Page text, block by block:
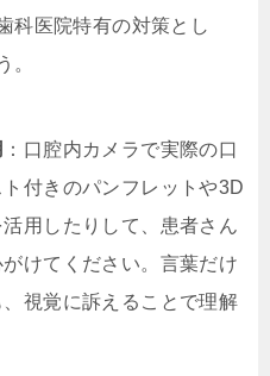
科医院特有の対策とし
。
：口腔内カメラで実際の口
付きのパンフレットや3D
用したりして、患者さん
けてください。言葉だけ
視覚に訴えることで理解